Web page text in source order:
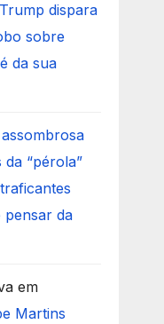
Trump dispara
sobre
da sua
“pérola”
pensar da
em
Martins